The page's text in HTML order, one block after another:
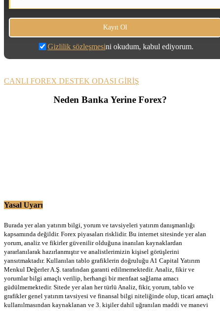
Gizlilik sözleşmesini okudum, kabul ediyorum.
CANLI FOREX DESTEK ODASI GİRİŞ
Neden Banka Yerine Forex?
Yasal Uyarı
Burada yer alan yatırım bilgi, yorum ve tavsiyeleri yatırım danışmanlığı
kapsamında değildir. Forex piyasaları risklidir. Bu internet sitesinde yer alan
yorum, analiz ve fikirler güvenilir olduğuna inanılan kaynaklardan
yararlanılarak hazırlanmıştır ve analistlerimizin kişisel görüşlerini
yansıtmaktadır. Kullanılan tablo grafiklerin doğruluğu A1 Capital Yatırım
Menkul Değerler A.Ş. tarafından garanti edilmemektedir. Analiz, fikir ve
yorumlar bilgi amaçlı verilip, herhangi bir menfaat sağlama amacı
güdülmemektedir. Sitede yer alan her türlü Analiz, fikir, yorum, tablo ve
grafikler genel yatırım tavsiyesi ve finansal bilgi niteliğinde olup, ticari amaçlı
kullanılmasından kaynaklanan ve 3. kişiler dahil uğranılan maddi ve manevi